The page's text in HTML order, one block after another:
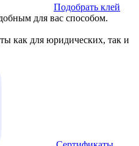
Подобрать клей
для вас способом.
как для юридических, так и